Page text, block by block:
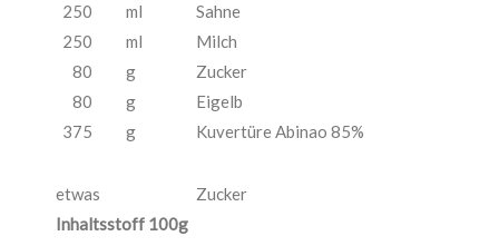
250 ml
Sahne
250
ml
Milch
80
g
Zucker
80
g
Eigelb
375
g Kuvertüre Abinao 85%
etwas
Zucker
Inhaltsstoff 100g